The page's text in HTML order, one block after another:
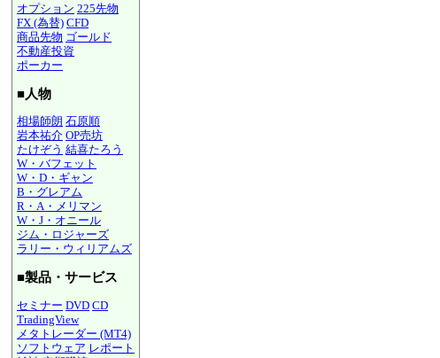
オプション 225先物
FX (為替) CFD
商品先物 ゴールド
不動産投資
ポーカー
■人物
相場師朗 石原順
岩本祐介 OP売坊
たけぞう 結喜たろう
W・バフェット
W・D・ギャン
B・グレアム
R・A・メリマン
W・J・オニール
ジム・ロジャーズ
ラリー・ウィリアムズ
■製品・サービス
セミナー DVD CD
TradingView
メタトレーダー (MT4)
ソフトウェア レポート